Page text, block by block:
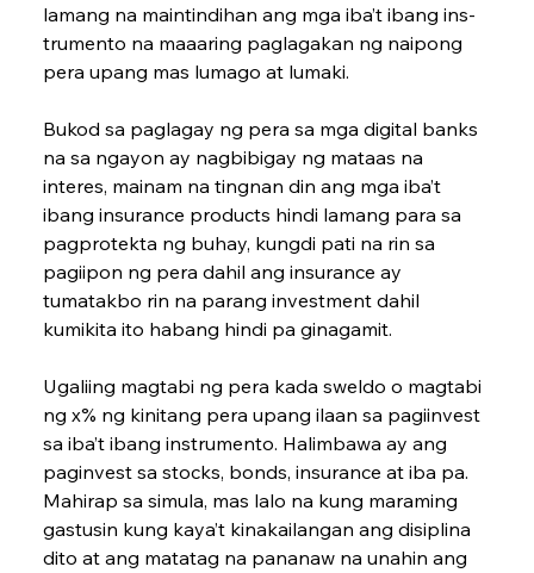
lamang na maintindihan ang mga iba’t ibang ins­
trumento na maaaring paglagakan ng naipong
pera upang mas lumago at lumaki.
Bukod sa paglagay ng pera sa mga digital banks
na sa ngayon ay nagbibigay ng mataas na
interes, mainam na tingnan din ang mga iba’t
ibang insurance products hindi lamang para sa
pagprotekta ng buhay, kungdi pati na rin sa
pagiipon ng pera dahil ang insurance ay
tumatakbo rin na parang investment dahil
kumikita ito habang hindi pa ginagamit.
Ugaliing magtabi ng pera kada sweldo o magtabi
ng x% ng kinitang pera upang ilaan sa pag­iinvest
sa iba’t ibang instrumento. Halimbawa ay ang
paginvest sa stocks, bonds, insurance at iba pa.
Mahirap sa simula, mas lalo na kung mara­ming
gastusin kung kaya’t kinakailangan ang disiplina
dito at ang matatag na pananaw na unahin ang